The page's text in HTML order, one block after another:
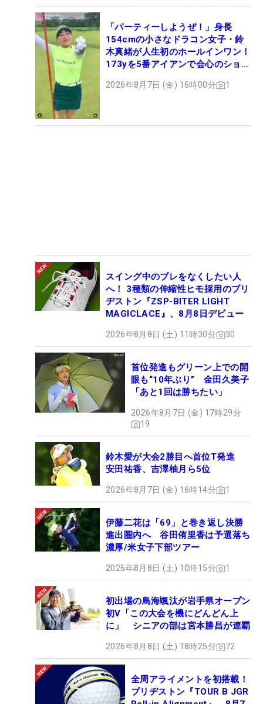
「パーティーしようぜ！」身長
154cmの小さなドラコン女子・鈴
木真緒が人生初のホールインワン！
173yを5番アイアンで会心のショッ
2026年8月7日 (金) 16時00分 1
スイング中のブレをなくしたい人
へ！ 3種類の伸縮性ヒモ採用のブリ
ヂストン『ZSP-BITER LIGHT
MAGICLACE』、8月8日デビュー
2026年8月8日 (土) 11時30分 30
首位発進もグリーン上での開
眼も“10年ぶり” 金田久美子
「あと1回は勝ちたい」
2026年8月7日 (金) 17時29分
19
鈴木愛が大会2勝目へ首位T発進
安田祐香、吉澤柚月ら5位
2026年8月7日 (金) 16時14分 1
伊藤二花は「69」と巻き返し決勝
進出圏内へ 谷田侑里香は予選落ち
濃厚/米女子下部ツアー
2026年8月8日 (土) 10時15分 1
初出場の鳥海颯汰が岩手県オープン
初V「この大会を機にどんどん上
に」 シニアの部は宮本勝昌が連覇
2026年8月8日 (土) 18時25分 72
全周アライメントを初搭載！
ブリヂストン『TOUR B JGR